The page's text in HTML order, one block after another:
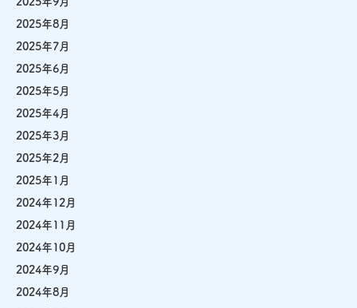
2025年8月
2025年7月
2025年6月
2025年5月
2025年4月
2025年3月
2025年2月
2025年1月
2024年12月
2024年11月
2024年10月
2024年9月
2024年8月